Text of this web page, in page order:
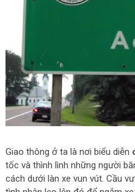
Giao thông ở ta là nơi biểu diễn
tốc và thình lình những người
cách dưới làn xe vun vút. Cầu